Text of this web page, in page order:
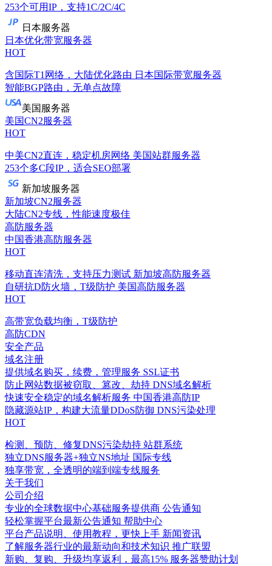
253个可用IP，支持1C/2C/4C
日本服务器
日本优化带宽服务器
HOT
含国际T1网络，大陆优化路由 日本国际带宽服务器
智能BGP路由，无单点故障
美国服务器
美国CN2服务器
HOT
中美CN2直连，稳定机房网络 美国站群服务器
253个多C段IP，适合SEO部署
新加坡服务器
新加坡CN2服务器
大陆CN2专线，性能速度极佳
高防服务器
中国香港高防服务器
HOT
移动直连清洗，支持压力测试 新加坡高防服务器
自研抗D防火墙，T级防护 美国高防服务器
HOT
高带宽负载均衡，T级防护
高防CDN
安全产品
域名注册
提供域名购买，续费，管理服务 SSL证书
防止网站数据被窃取、篡改、劫持 DNS域名解析
快速安全稳定的域名解析服务 中国香港高防IP
隐藏源站IP，构建大流量DDoS防御 DNS污染处理
HOT
检测、预防、修复DNS污染劫持 站群系统
独立DNS服务器+独立NS地址 国际专线
独享带宽，全透明的端到端专线服务
关于我们
公司介绍
专业的全球数据中心基础服务提供商 公告通知
轻松掌握平台最新公告通知 帮助中心
平台产品说明、使用教程，更快上手 新闻资讯
了解服务器行业的最新动向和技术知识 推广联盟
新购、复购、升级均享返利，最高15% 服务器赞助计划